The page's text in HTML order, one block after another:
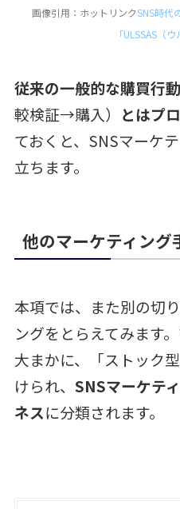
画像引用：ホットリンクSNS時代
「ULSSAS（
従来の一般的な購買行動
較検証→購入） とはプ
ておくと、SNSマーケ
立ちます。
他のマーケティング
本項では、また別の切
ングをとらえてみます
大まかに、「ストック
けられ、 SNSマーケテ
ネスに分類されます。